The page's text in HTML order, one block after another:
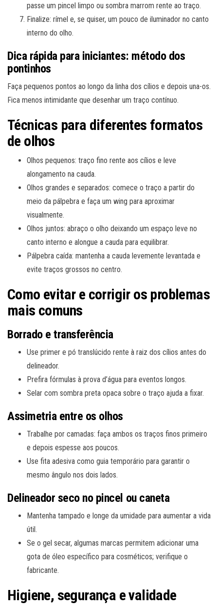
passe um pincel limpo ou sombra marrom rente ao traço.
Finalize: rímel e, se quiser, um pouco de iluminador no canto
interno do olho.
Dica rápida para iniciantes: método dos
pontinhos
Faça pequenos pontos ao longo da linha dos cílios e depois una-os.
Fica menos intimidante que desenhar um traço contínuo.
Técnicas para diferentes formatos
de olhos
Olhos pequenos: traço fino rente aos cílios e leve
alongamento na cauda.
Olhos grandes e separados: comece o traço a partir do
meio da pálpebra e faça um wing para aproximar
visualmente.
Olhos juntos: abraço o olho deixando um espaço leve no
canto interno e alongue a cauda para equilibrar.
Pálpebra caída: mantenha a cauda levemente levantada e
evite traços grossos no centro.
Como evitar e corrigir os problemas
mais comuns
Borrado e transferência
Use primer e pó translúcido rente à raiz dos cílios antes do
delineador.
Prefira fórmulas à prova d’água para eventos longos.
Selar com sombra preta opaca sobre o traço ajuda a fixar.
Assimetria entre os olhos
Trabalhe por camadas: faça ambos os traços finos primeiro
e depois espesse aos poucos.
Use fita adesiva como guia temporário para garantir o
mesmo ângulo nos dois lados.
Delineador seco no pincel ou caneta
Mantenha tampado e longe da umidade para aumentar a vida
útil.
Se o gel secar, algumas marcas permitem adicionar uma
gota de óleo específico para cosméticos; verifique o
fabricante.
Higiene, segurança e validade